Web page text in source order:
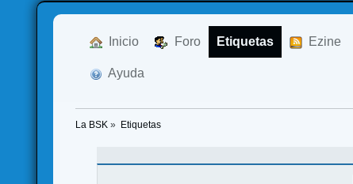
Inicio Foro Etiquetas Ezine
Ayuda
La BSK » Etiquetas